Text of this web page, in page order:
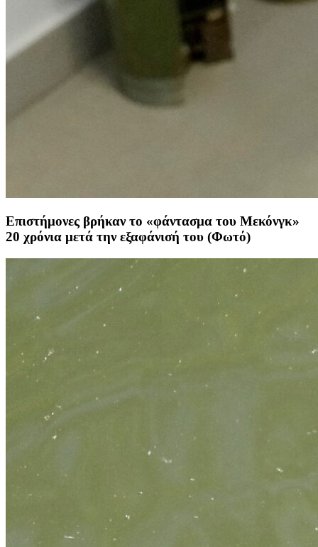
Επιστήμονες βρήκαν το «φάντασμα του Μεκόνγκ»
20 χρόνια μετά την εξαφάνισή του (Φωτό)